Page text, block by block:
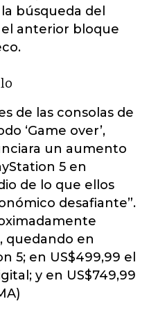
búsqueda del
anterior bloque
de las consolas de
‘Game over’,
un aumento
5 en
de lo que ellos
desafiante”.
quedando en
5; en US$499,99 el
y en US$749,99